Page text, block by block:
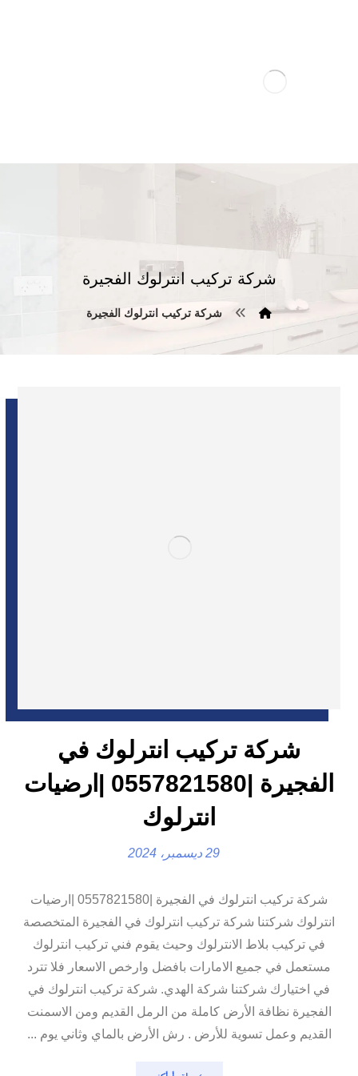
شركة تركيب انترلوك الفجيرة
شركة تركيب انترلوك الفجيرة
شركة تركيب انترلوك في
الفجيرة |0557821580 |ارضيات
انترلوك
29 ديسمبر، 2024
شركة تركيب انترلوك في الفجيرة |0557821580 |ارضيات
انترلوك شركتنا شركة تركيب انترلوك في الفجيرة المتخصصة
في تركيب بلاط الانترلوك وحيث يقوم فني تركيب انترلوك
مستعمل في جميع الامارات بافضل وارخص الاسعار فلا تترد
في اختيارك شركتنا شركة الهدي. شركة تركيب انترلوك في
الفجيرة نظافة الأرض كاملة من الرمل القديم ومن الاسمنت
القديم وعمل تسوية للأرض . رش الأرض بالماي وثاني يوم ...